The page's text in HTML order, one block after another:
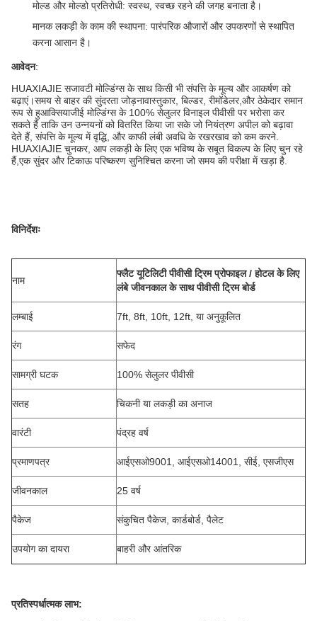
मोल्ड और मोल्डो प्रतिरोधी: स्वस्थ, स्वच्छ रहने की जगह बनाता है।
मानक लकड़ी के काम की स्थापना: पारंपरिक औजारों और उपकरणों से स्थापित
करना आसान है।
आवेदन:
HUAXIAJIE सजावटी मोल्डिंग्स के साथ किसी भी संपत्ति के मूल्य और आकर्षण को
बढ़ाएं।समय से बाहर की सुंदरता जोड़नावास्तुकार, बिल्डर, रीमॉडेलर,और ठेकेदार समान
रूप से हुआक्सियाजीई मोल्डिंग्स के 100% सेलुलर विनाइल पीवीसी पर भरोसा कर
सकते हैं ताकि उन उन्नयनों को वितरित किया जा सके जो नियंत्रण अपील को बढ़ावा
देते हैं, संपत्ति के मूल्य में वृद्धि, और काफी लंबी अवधि के रखरखाव को कम करने.
HUAXIAJIE चुनकर, आप लकड़ी के लिए एक भविष्य के सबूत विकल्प के लिए चुन रहे
हैं,एक सुंदर और टिकाऊ परिष्करण सुनिश्चित करना जो समय की परीक्षा में खड़ा है.
विनिर्देशः
नाम
फ्लैट यूटिलिटी पीवीसी ट्रिम प्रोफाइल / होटल के लिए
लंबे जीवनकाल के साथ पीवीसी ट्रिम बोर्ड
लम्बाई 7ft, 8ft, 10ft, 12ft, या अनुकूलित
रंग सफेद
सामग्री घटक 100% सेलुलर पीवीसी
सतह चिकनी या लकड़ी का अनाज
वारंटी पंद्रह वर्ष
प्रमाणपत्र आईएसओ9001, आईएसओ14001, सीई, एसजीएस
जीवनकाल 25 वर्ष
पैकेज संकुचित पैकेज, कार्डबोर्ड, पैलेट
उपयोग का दायरा बाहरी और आंतरिक
प्रतिस्पर्धात्मक लाभ: